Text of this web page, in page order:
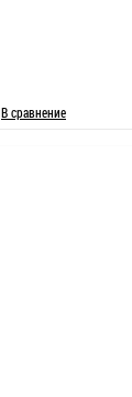
В сравнение